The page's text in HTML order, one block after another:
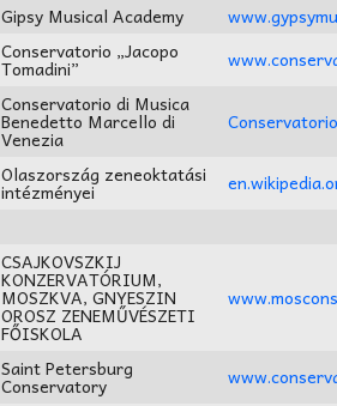
Gipsy Musical Academy
Conservatorio „Jacopo
Tomadini”
Conservatorio di Musica
Benedetto Marcello di
Venezia
Olaszország zeneoktatási
intézményei
CSAJKOVSZKIJ
KONZERVATÓRIUM,
MOSZKVA, GNYESZIN
OROSZ ZENEMŰVÉSZETI
FŐISKOLA
Saint Petersburg
Conservatory